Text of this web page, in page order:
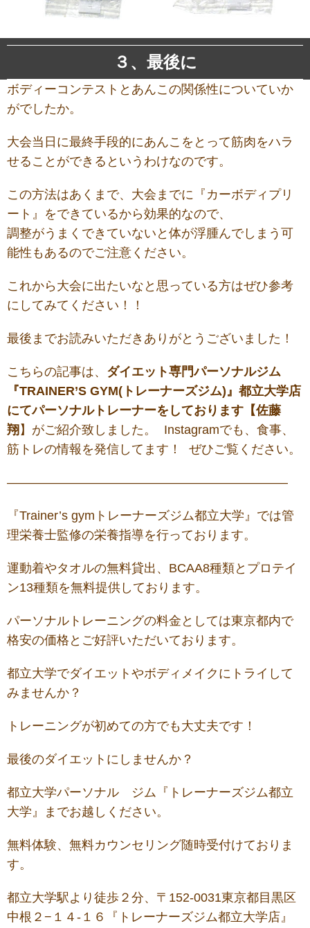
３、最後に
ボディーコンテストとあんこの関係性についていか
がでしたか。
大会当日に最終手段的にあんこをとって筋肉をハラ
せることができるというわけなのです。
この方法はあくまで、大会までに『カーボディプリ
ート』をできているから効果的なので、
調整がうまくできていないと体が浮腫んでしまう可
能性もあるのでご注意ください。
これから大会に出たいなと思っている方はぜひ参考
にしてみてください！！
最後までお読みいただきありがとうございました！
こちらの記事は、 ダイエット専門パーソナルジム
『TRAINER’S GYM(トレーナーズジム)』都立大学店
にてパーソナルトレーナーをしております【佐藤
翔 】がご紹介致しました。 Instagramでも、食事、
筋トレの情報を発信してます！ ぜひご覧ください。
——————————————————————–
『Trainer’s gymトレーナーズジム都立大学』では管
理栄養士監修の栄養指導を行っております。
運動着やタオルの無料貸出、BCAA8種類とプロテイ
ン13種類を無料提供しております。
パーソナルトレーニングの料金としては東京都内で
格安の価格とご好評いただいております。
都立大学でダイエットやボディメイクにトライして
みませんか？
トレーニングが初めての方でも大丈夫です！
最後のダイエットにしませんか？
都立大学パーソナル ジム『トレーナーズジム都立
大学』までお越しください。
無料体験、無料カウンセリング随時受付けておりま
す。
都立大学駅より徒歩２分、〒152-0031東京都目黒区
中根２−１４-１６『トレーナーズジム都立大学店』